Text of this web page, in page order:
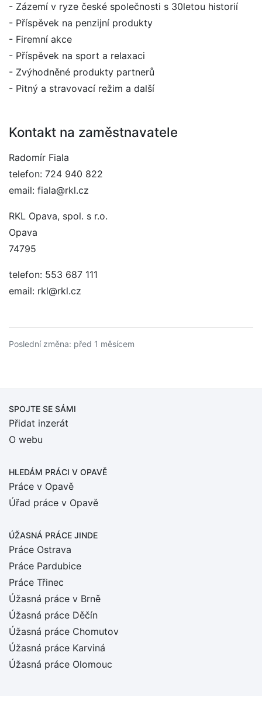
- Zázemí v ryze české společnosti s 30letou historií
- Příspěvek na penzijní produkty
- Firemní akce
- Příspěvek na sport a relaxaci
- Zvýhodněné produkty partnerů
- Pitný a stravovací režim a další
Kontakt na zaměstnavatele
Radomír Fiala
telefon: 724 940 822
email: fiala@rkl.cz
RKL Opava, spol. s r.o.
Opava
74795
telefon: 553 687 111
email: rkl@rkl.cz
Poslední změna: před 1 měsícem
SPOJTE SE SÁMI
Přidat inzerát
O webu
HLEDÁM PRÁCI V OPAVĚ
Práce v Opavě
Úřad práce v Opavě
ÚŽASNÁ PRÁCE JINDE
Práce Ostrava
Práce Pardubice
Práce Třinec
Úžasná práce v Brně
Úžasná práce Děčín
Úžasná práce Chomutov
Úžasná práce Karviná
Úžasná práce Olomouc